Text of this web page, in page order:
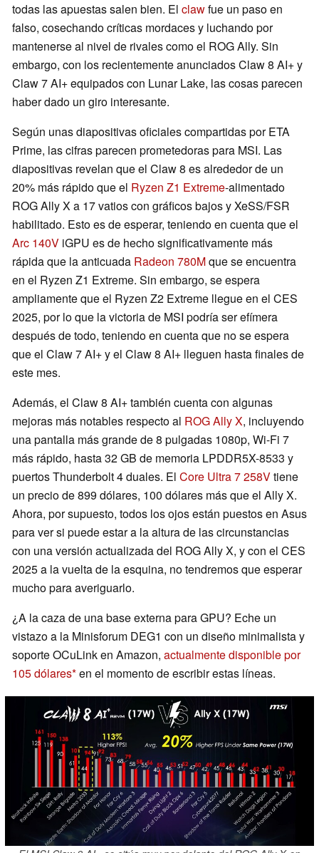
todas las apuestas salen bien. El clawfue un paso en
falso, cosechando críticas mordaces y luchando por
mantenerse al nivel de rivales como el ROG Ally. Sin
embargo, con los recientemente anunciados Claw 8 AI+ y
Claw 7 AI+ equipados con Lunar Lake, las cosas parecen
haber dado un giro interesante.
Según unas diapositivas oficiales compartidas por ETA
Prime, las cifras parecen prometedoras para MSI. Las
diapositivas revelan que el Claw 8 es alrededor de un
20% más rápido que el Ryzen Z1 Extreme-alimentado
ROG Ally X a 17 vatios con gráficos bajos y XeSS/FSR
habilitado. Esto es de esperar, teniendo en cuenta que el
Arc 140V iGPU es de hecho significativamente más
rápida que la anticuada Radeon 780Mque se encuentra
en el Ryzen Z1 Extreme. Sin embargo, se espera
ampliamente que el Ryzen Z2 Extreme llegue en el CES
2025, por lo que la victoria de MSI podría ser efímera
después de todo, teniendo en cuenta que no se espera
que el Claw 7 AI+ y el Claw 8 AI+ lleguen hasta finales de
este mes.
Además, el Claw 8 AI+ también cuenta con algunas
mejoras más notables respecto al ROG Ally X, incluyendo
una pantalla más grande de 8 pulgadas 1080p, Wi-Fi 7
más rápido, hasta 32 GB de memoria LPDDR5X-8533 y
puertos Thunderbolt 4 duales. El Core Ultra 7 258Vtiene
un precio de 899 dólares, 100 dólares más que el Ally X.
Ahora, por supuesto, todos los ojos están puestos en Asus
para ver si puede estar a la altura de las circunstancias
con una versión actualizada del ROG Ally X, y con el CES
2025 a la vuelta de la esquina, no tendremos que esperar
mucho para averiguarlo.
¿A la caza de una base externa para GPU? Eche un
vistazo a la Minisforum DEG1 con un diseño minimalista y
soporte OCuLink en Amazon, actualmente disponible por
105 dólares en el momento de escribir estas líneas.